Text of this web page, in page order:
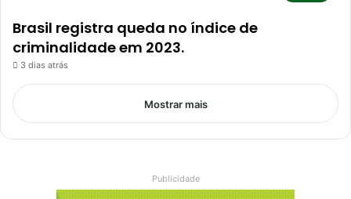
Brasil registra queda no índice de
criminalidade em 2023.
3 dias atrás
Mostrar mais
Publicidade